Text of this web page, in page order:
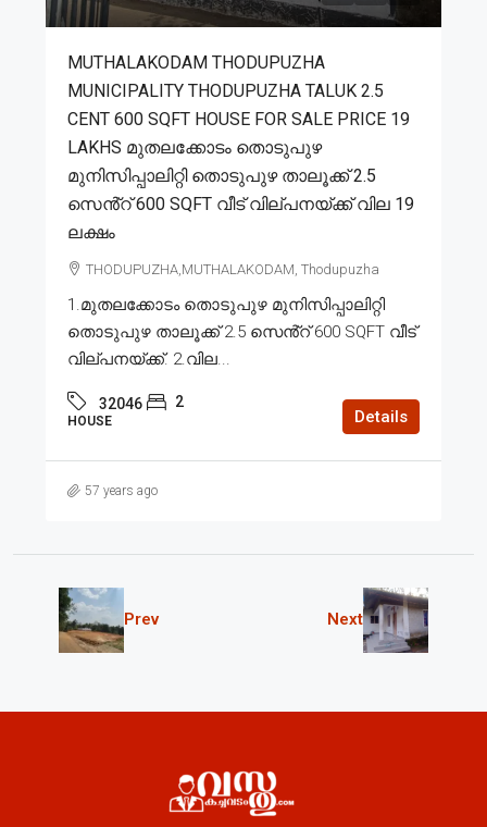
MUTHALAKODAM THODUPUZHA
MUNICIPALITY THODUPUZHA TALUK 2.5
CENT 600 SQFT HOUSE FOR SALE PRICE 19
LAKHS മുതലക്കോടം തൊടുപുഴ
മുനിസിപ്പാലിറ്റി തൊടുപുഴ താലൂക്ക് 2.5
സെൻ്റ് 600 SQFT വീട് വില്പനയ്ക്ക് വില 19
ലക്ഷം
THODUPUZHA,MUTHALAKODAM, Thodupuzha
1.മുതലക്കോടം തൊടുപുഴ മുനിസിപ്പാലിറ്റി
തൊടുപുഴ താലൂക്ക് 2.5 സെൻ്റ് 600 SQFT വീട്
വില്പനയ്ക്ക്. 2.വില...
32046 2
HOUSE Details
57 years ago
Prev Next